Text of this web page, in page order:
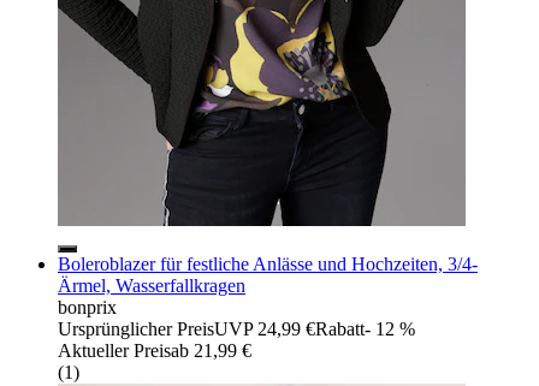
Boleroblazer für festliche Anlässe und Hochzeiten, 3/4-
Ärmel, Wasserfallkragen
bonprix
Ursprünglicher PreisUVP 24,99 €Rabatt- 12 %
Aktueller Preisab 21,99 €
(1)